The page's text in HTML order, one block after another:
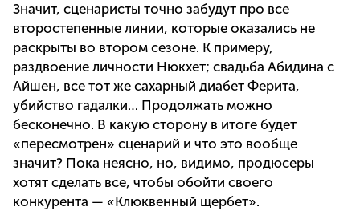
Значит, сценаристы точно забудут про все
второстепенные линии, которые оказались не
раскрыты во втором сезоне. К примеру,
раздвоение личности Нюкхет; свадьба Абидина с
Айшен, все тот же сахарный диабет Ферита,
убийство гадалки… Продолжать можно
бесконечно. В какую сторону в итоге будет
«пересмотрен» сценарий и что это вообще
значит? Пока неясно, но, видимо, продюсеры
хотят сделать все, чтобы обойти своего
конкурента — «Клюквенный щербет».